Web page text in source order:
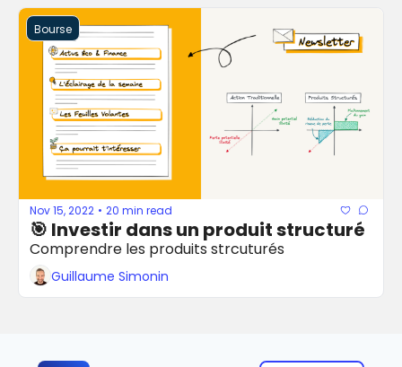
Bourse
Nov 15, 2022 • 20 min read
🎯 Investir dans un produit structuré
Comprendre les produits strcuturés
Guillaume Simonin